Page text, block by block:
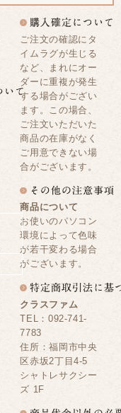
ご注文の確認にタ
イムラグが生じる
など、まれにオー
ダーに重複が発生
する場合がござい
ます。この場合、
ご注文いただいた
商品の在庫がなく
ご用意できない場
合がございます。
商品について
お使いのパソコン
環境によって色味
が若干変わる場合
がございます。
クラスファム
TEL：092-741-
7783
住所：福岡市中央
区赤坂2丁目4-5
シャトレサクシー
ズ 1F